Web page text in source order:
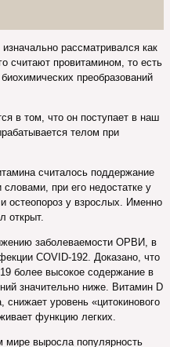
рассматривался как
считают провитамином, то есть
преобразований
в том, что он поступает в наш
телом при
считалось поддержание
при его недостатке у
остеопороз у взрослых. Именно
открыт.
заболеваемости ОРВИ, в
COVID-192. Доказано, что
более высокое содержание в
значительно ниже. Витамин D
уровень «цитокинового
функцию легких.
мире выросла популярность